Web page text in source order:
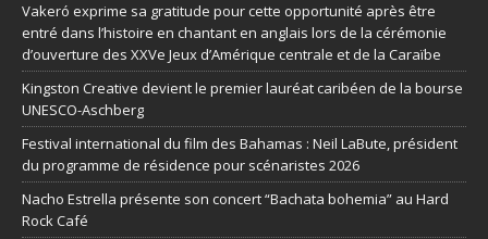
Vakeró exprime sa gratitude pour cette opportunité après être
entré dans l’histoire en chantant en anglais lors de la cérémonie
d’ouverture des XXVe Jeux d’Amérique centrale et de la Caraïbe
Kingston Creative devient le premier lauréat caribéen de la bourse
UNESCO-Aschberg
Festival international du film des Bahamas : Neil LaBute, président
du programme de résidence pour scénaristes 2026
Nacho Estrella présente son concert “Bachata bohemia” au Hard
Rock Café